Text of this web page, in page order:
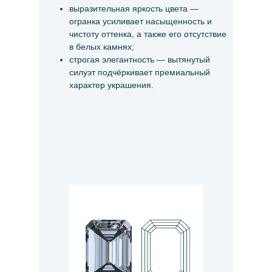
выразительная яркость цвета —
огранка усиливает насыщенность и
чистоту оттенка, а также его отсутствие
в белых камнях;
строгая элегантность — вытянутый
силуэт подчёркивает премиальный
характер украшения.